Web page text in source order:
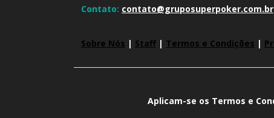
Contato: contato@gruposuperpoker.com.br
Sobre Nós | Staff | Termos e Condições |
Aplicam-se os Termos e